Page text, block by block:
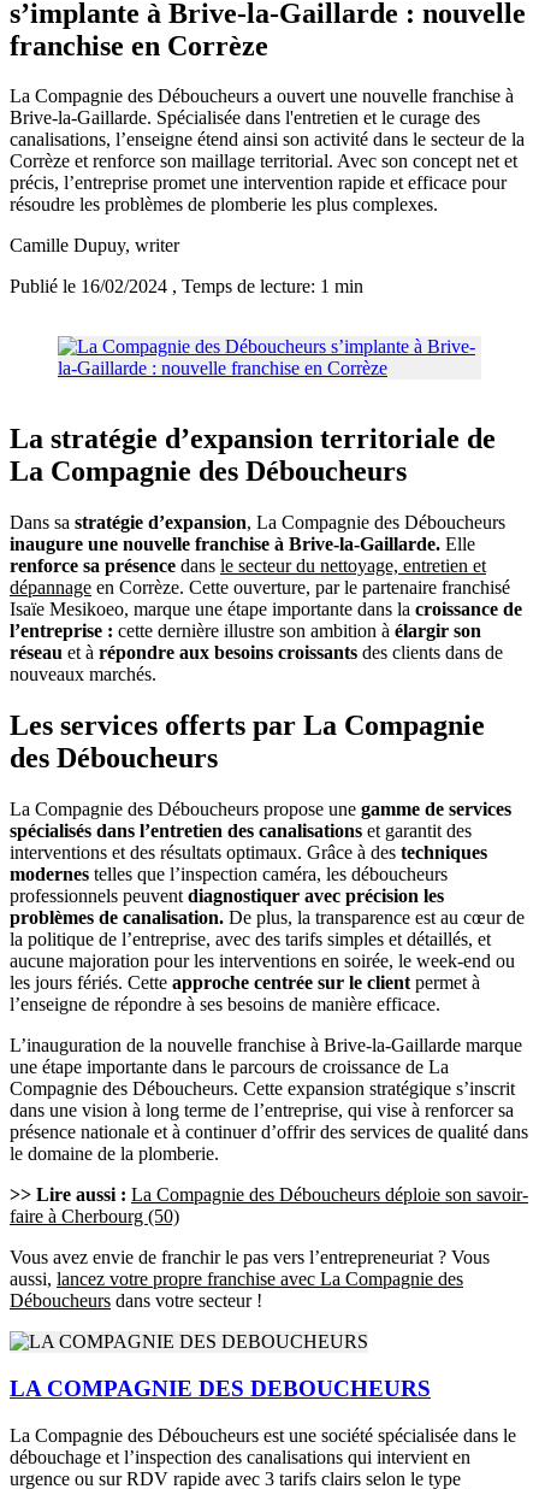
s’implante à Brive-la-Gaillarde : nouvelle
franchise en Corrèze
La Compagnie des Déboucheurs a ouvert une nouvelle franchise à
Brive-la-Gaillarde. Spécialisée dans l'entretien et le curage des
canalisations, l’enseigne étend ainsi son activité dans le secteur de la
Corrèze et renforce son maillage territorial. Avec son concept net et
précis, l’entreprise promet une intervention rapide et efficace pour
résoudre les problèmes de plomberie les plus complexes.
Camille Dupuy, writer
Publié le 16/02/2024 , Temps de lecture: 1 min
La stratégie d’expansion territoriale de
La Compagnie des Déboucheurs
Dans sa stratégie d’expansion, La Compagnie des Déboucheurs
inaugure une nouvelle franchise à Brive-la-Gaillarde. Elle
renforce sa présence dans le secteur du nettoyage, entretien et
dépannage en Corrèze. Cette ouverture, par le partenaire franchisé
Isaïe Mesikoeo, marque une étape importante dans la croissance de
l’entreprise : cette dernière illustre son ambition à élargir son
réseau et à répondre aux besoins croissants des clients dans de
nouveaux marchés.
Les services offerts par La Compagnie
des Déboucheurs
La Compagnie des Déboucheurs propose une gamme de services
spécialisés dans l’entretien des canalisations et garantit des
interventions et des résultats optimaux. Grâce à des techniques
modernes telles que l’inspection caméra, les déboucheurs
professionnels peuvent diagnostiquer avec précision les
problèmes de canalisation. De plus, la transparence est au cœur de
la politique de l’entreprise, avec des tarifs simples et détaillés, et
aucune majoration pour les interventions en soirée, le week-end ou
les jours fériés. Cette approche centrée sur le client permet à
l’enseigne de répondre à ses besoins de manière efficace.
L’inauguration de la nouvelle franchise à Brive-la-Gaillarde marque
une étape importante dans le parcours de croissance de La
Compagnie des Déboucheurs. Cette expansion stratégique s’inscrit
dans une vision à long terme de l’entreprise, qui vise à renforcer sa
présence nationale et à continuer d’offrir des services de qualité dans
le domaine de la plomberie.
>> Lire aussi : La Compagnie des Déboucheurs déploie son savoir-
faire à Cherbourg (50)
Vous avez envie de franchir le pas vers l’entrepreneuriat ? Vous
aussi, lancez votre propre franchise avec La Compagnie des
Déboucheurs dans votre secteur !
LA COMPAGNIE DES DEBOUCHEURS
La Compagnie des Déboucheurs est une société spécialisée dans le
débouchage et l’inspection des canalisations qui intervient en
urgence ou sur RDV rapide avec 3 tarifs clairs selon le type